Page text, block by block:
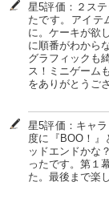
星5評価：２ス
たです。アイテ
に。ケーキが欲
に順番がわから
グラフィックも
ス！ミニゲーム
をありがとうご
星5評価：キャ
度に『BOO！
ッドエンドかな
ったです。第１
た。最後まで楽